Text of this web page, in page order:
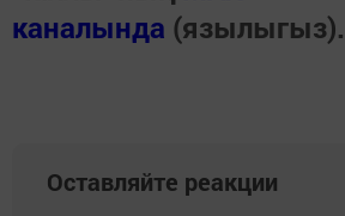
каналында (язылыгыз).
Оставляйте реакции